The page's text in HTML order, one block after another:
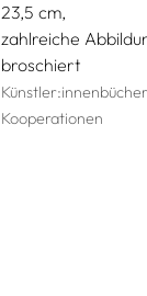
23,5
zahlreiche
broschiert
Kooperationen